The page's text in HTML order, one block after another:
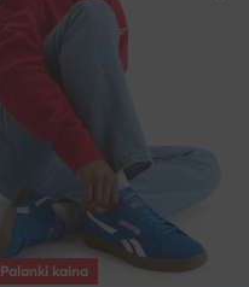
Palanki kaina